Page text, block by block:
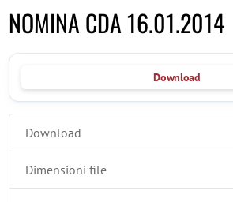
NOMINA CDA 16.01.2014
Download
Download
Dimensioni file